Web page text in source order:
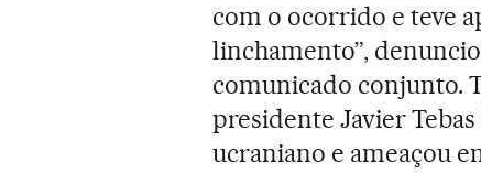
com o ocorrido e teve
linchamento”,
comunicado conjunto.
presidente Javier
ucraniano e ameaçou